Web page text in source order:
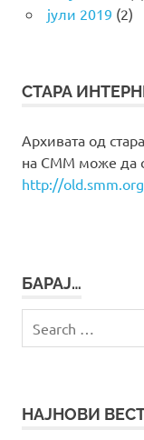
јули 2019 (2)
СТАРА
Архивата од
на СММ може да
http://
БАРАЈ…
for:
НАЈНОВИ